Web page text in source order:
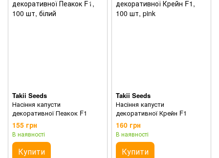
Takii Seeds
Насіння капусти
декоративної Пеакок F1
155 грн
В наявності
Купити
Takii Seeds
Насіння капусти
декоративної Крейн F1
160 грн
В наявності
Купити